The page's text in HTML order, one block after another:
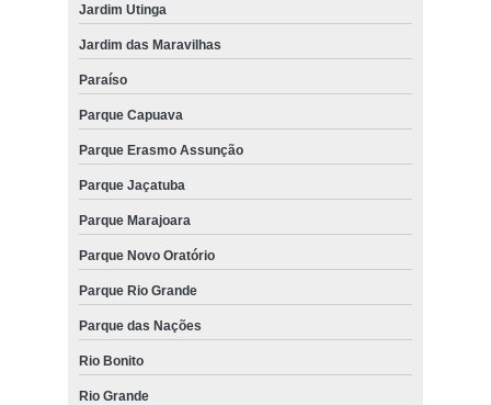
Jardim Utinga
Jardim das Maravilhas
Paraíso
Parque Capuava
Parque Erasmo Assunção
Parque Jaçatuba
Parque Marajoara
Parque Novo Oratório
Parque Rio Grande
Parque das Nações
Rio Bonito
Rio Grande